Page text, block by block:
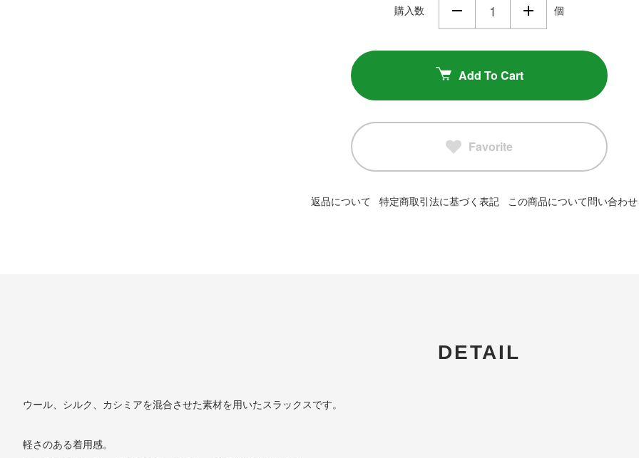
購入数 個
Add To Cart
Favorite
返品について 特定商取引法に基づく表記 この商品について問い合わ
DETAIL
ウール、シルク、カシミアを混合させた素材を用いたスラックスです。
軽さのある着用感。